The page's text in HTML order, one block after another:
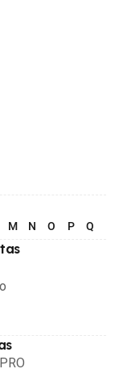
M N O P Q